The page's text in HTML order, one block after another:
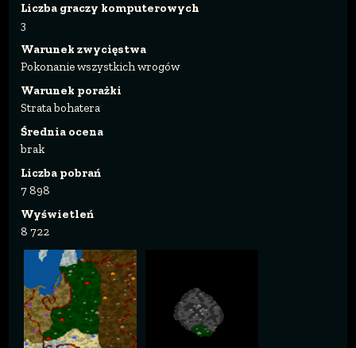
Liczba graczy komputerowych
3
Warunek zwycięstwa
Pokonanie wszystkich wrogów
Warunek porażki
Strata bohatera
Średnia ocena
brak
Liczba pobrań
7 898
Wyświetleń
8 722